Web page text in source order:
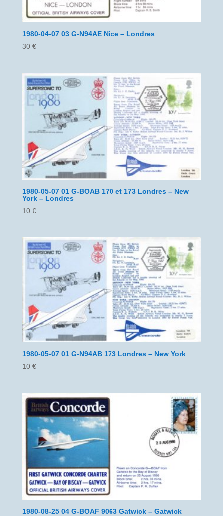
1980-04-07 03 G-N94AE Nice – Londres
30 €
1980-05-07 01 G-BOAB 170 et 173 Londres – New
York – Londres
10 €
1980-05-07 01 G-N94AB 173 Londres – New York
10 €
1980-08-25 04 G-BOAF 9063 Gatwick – Gatwick